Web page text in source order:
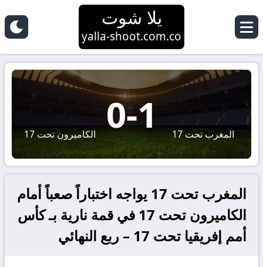
يلا شوت
yalla-shoot.com.co
المغرب تحت 17 1
-
0 الكاميرون تحت 17
المغرب تحت 17 يواجه اختباراً صعباً أمام
الكاميرون تحت 17 في قمة نارية بـ كأس
أمم إفريقيا تحت 17 – ربع النهائي